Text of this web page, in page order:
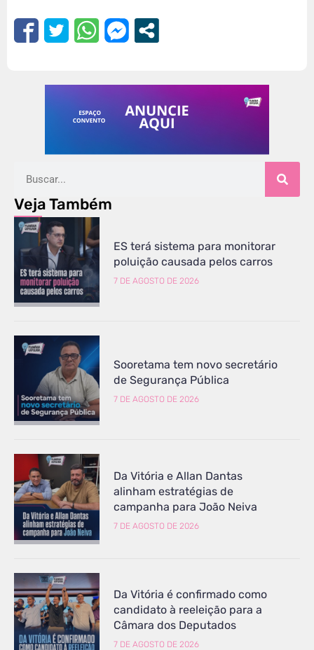
Veja Também
ES terá sistema para monitorar
poluição causada pelos carros
7 DE AGOSTO DE 2026
Sooretama tem novo secretário
de Segurança Pública
7 DE AGOSTO DE 2026
Da Vitória e Allan Dantas
alinham estratégias de
campanha para João Neiva
7 DE AGOSTO DE 2026
Da Vitória é confirmado como
candidato à reeleição para a
Câmara dos Deputados
7 DE AGOSTO DE 2026